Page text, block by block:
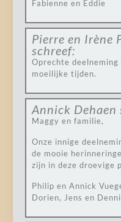
Fabienne en Eddie
Pierre en Irène
schreef:
Oprechte
moeilijke tijden.
Annick Dehaen
Maggy en familie,
Onze innige
de mooie
zijn in deze droevige
Philip en Annick
Dorien, Jens en